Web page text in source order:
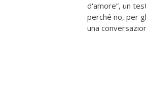
d'amore”, un
perché no, per
una